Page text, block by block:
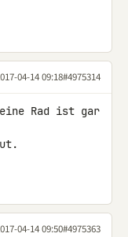
04-14 09:18#4975314
Rad ist gar
04-14 09:50#4975363